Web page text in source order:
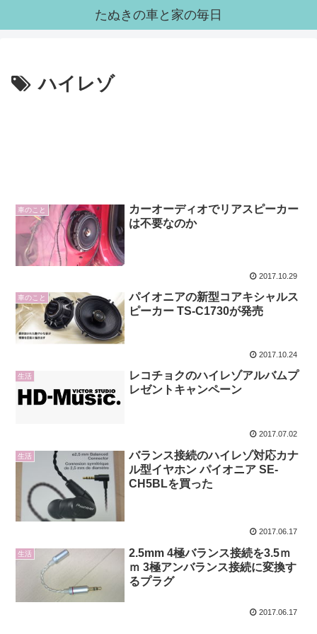
たぬきの車と家の毎日
ハイレゾ
車のこと
カーオーディオでリアスピーカー
は不要なのか
2017.10.29
車のこと
パイオニアの新型コアキシャルス
ピーカー TS-C1730が発売
2017.10.24
生活
レコチョクのハイレゾアルバムプ
レゼントキャンペーン
2017.07.02
生活
バランス接続のハイレゾ対応カナ
ル型イヤホン パイオニア SE-
CH5BLを買った
2017.06.17
生活
2.5mm 4極バランス接続を3.5ｍ
ｍ 3極アンバランス接続に変換す
るプラグ
2017.06.17